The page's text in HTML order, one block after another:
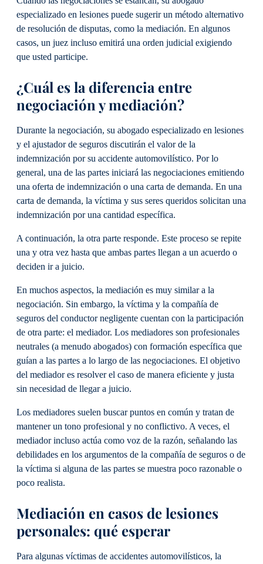
especializado en lesiones puede sugerir un método alternativo
de resolución de disputas, como la mediación. En algunos
casos, un juez incluso emitirá una orden judicial exigiendo
que usted participe.
¿Cuál es la diferencia entre
negociación y mediación?
Durante la negociación, su abogado especializado en lesiones
y el ajustador de seguros discutirán el valor de la
indemnización por su accidente automovilístico. Por lo
general, una de las partes iniciará las negociaciones emitiendo
una oferta de indemnización o una carta de demanda. En una
carta de demanda, la víctima y sus seres queridos solicitan una
indemnización por una cantidad específica.
A continuación, la otra parte responde. Este proceso se repite
una y otra vez hasta que ambas partes llegan a un acuerdo o
deciden ir a juicio.
En muchos aspectos, la mediación es muy similar a la
negociación. Sin embargo, la víctima y la compañía de
seguros del conductor negligente cuentan con la participación
de otra parte: el mediador. Los mediadores son profesionales
neutrales (a menudo abogados) con formación específica que
guían a las partes a lo largo de las negociaciones. El objetivo
del mediador es resolver el caso de manera eficiente y justa
sin necesidad de llegar a juicio.
Los mediadores suelen buscar puntos en común y tratan de
mantener un tono profesional y no conflictivo. A veces, el
mediador incluso actúa como voz de la razón, señalando las
debilidades en los argumentos de la compañía de seguros o de
la víctima si alguna de las partes se muestra poco razonable o
poco realista.
Mediación en casos de lesiones
personales: qué esperar
Para algunas víctimas de accidentes automovilísticos, la